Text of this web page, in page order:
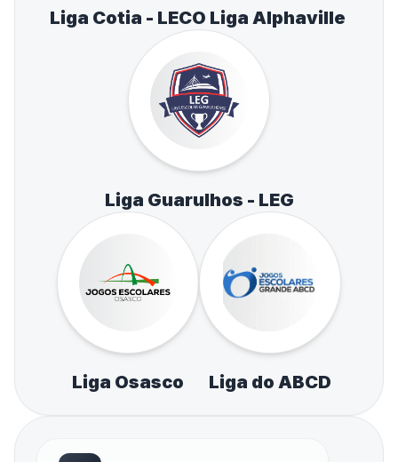
Liga Cotia - LECO Liga Alphaville
Liga Guarulhos - LEG
Liga Osasco Liga do ABCD